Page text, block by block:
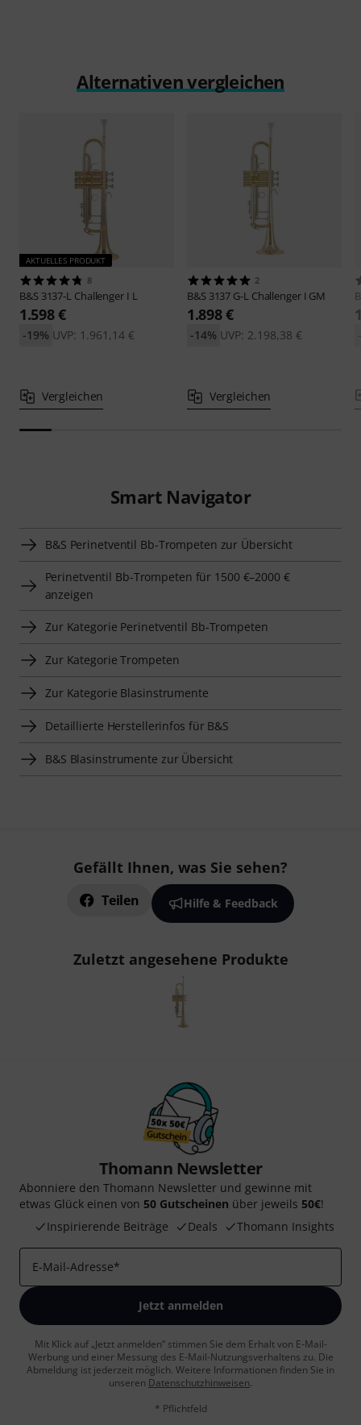
Alternativen vergleichen
AKTUELLES PRODUKT
8
B&S 3137-L Challenger I L
1.598 €
UVP: 1.961,14 €
-19%
Vergleichen
2
B&S 3137 G-L Challenger I GM
1.898 €
UVP: 2.198,38 €
-14%
Vergleichen
Smart Navigator
B&S Perinetventil Bb-Trompeten zur Übersicht
Perinetventil Bb-Trompeten für 1500 €–2000 €
anzeigen
Zur Kategorie Perinetventil Bb-Trompeten
Zur Kategorie Trompeten
Zur Kategorie Blasinstrumente
Detaillierte Herstellerinfos für B&S
B&S Blasinstrumente zur Übersicht
Gefällt Ihnen, was Sie sehen?
Teilen Hilfe & Feedback
Zuletzt angesehene Produkte
Thomann Newsletter
Abonniere den Thomann Newsletter und gewinne mit
etwas Glück einen von 50 Gutscheinen über jeweils 50€!
Inspirierende Beiträge
Deals Thomann Insights
E-Mail-Adresse*
Jetzt anmelden
Mit Klick auf „Jetzt anmelden“ stimmen Sie dem Erhalt von E-Mail-
Werbung und einer Messung des E-Mail-Nutzungsverhaltens zu. Die
Abmeldung ist jederzeit möglich. Weitere Informationen finden Sie in
unseren Datenschutzhinweisen.
* Pflichtfeld